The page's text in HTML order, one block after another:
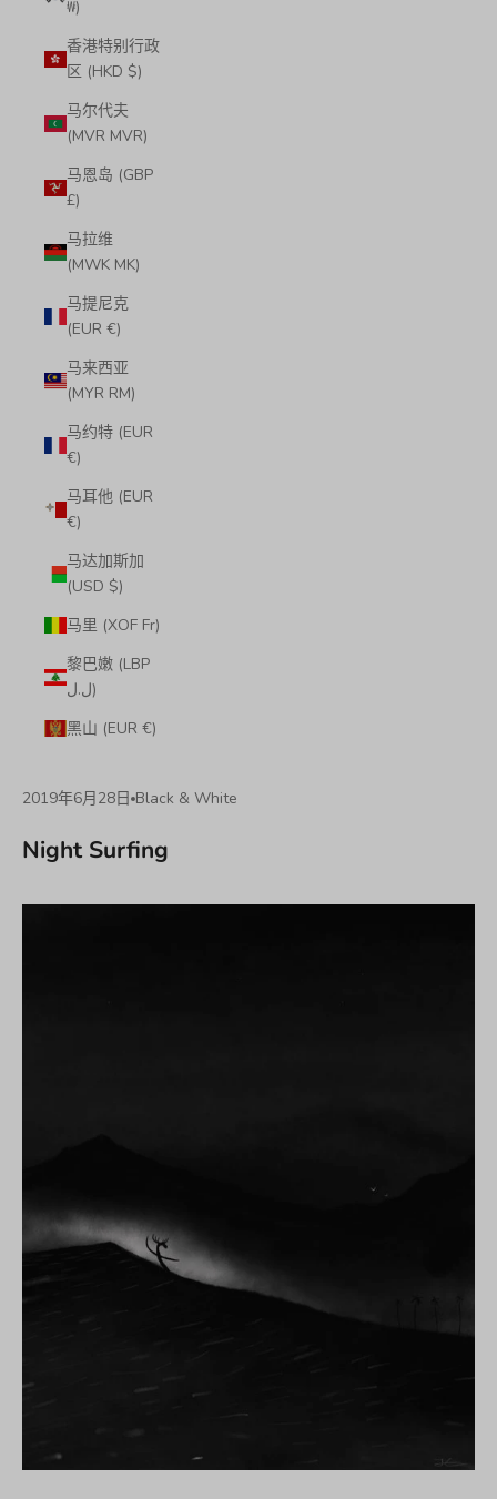
₩)
香港特别行政
区 (HKD $)
马尔代夫
(MVR MVR)
马恩岛 (GBP
£)
马拉维
(MWK MK)
马提尼克
(EUR €)
马来西亚
(MYR RM)
马约特 (EUR
€)
马耳他 (EUR
€)
马达加斯加
(USD $)
马里 (XOF Fr)
黎巴嫩 (LBP
ل.ل)
黑山 (EUR €)
2019年6月28日 Black & White
Night Surfing